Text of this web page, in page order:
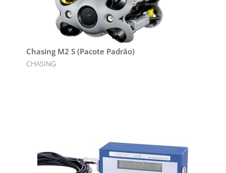
Chasing M2 S (Pacote Padrão)
CHASING